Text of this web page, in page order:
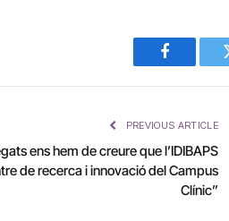
Facebook
PREVIOUS ARTICLE
ens hem de creure que l’IDIBAPS
de recerca i innovació del Campus
Clínic”